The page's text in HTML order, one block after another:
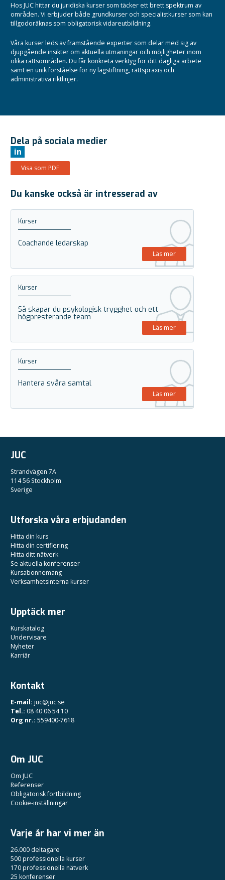
Hos JUC hittar du juridiska kurser som täcker ett brett spektrum av
områden. Vi erbjuder både grundkurser och specialistkurser som kan
tillgodoräknas som obligatorisk vidareutbildning.
Våra kurser leds av framstående experter som delar med sig av
djupgående insikter om aktuella utmaningar och möjligheter inom
olika rättsområden. Du får konkreta verktyg för ditt dagliga arbete
samt en unik förståelse för ny lagstiftning, rättspraxis och
administrativa riktlinjer.
Dela på sociala medier
in
Visa som PDF
Du kanske också är intresserad av
Kurser
Coachande ledarskap
Läs mer
Kurser
Så skapar du psykologisk trygghet och ett
högpresterande team
Läs mer
Kurser
Hantera svåra samtal
Läs mer
JUC
Strandvägen 7A
114 56 Stockholm
Sverige
Utforska våra erbjudanden
Hitta din kurs
Hitta din certifiering
Hitta ditt nätverk
Se aktuella konferenser
Kursabonnemang
Verksamhetsinterna kurser
Upptäck mer
Kurskatalog
Undervisare
Nyheter
Karriär
Kontakt
E-mail: juc@juc.se
Tel.: 08 40 06 54 10
Org nr.: 559400-7618
Om JUC
Om JUC
Referenser
Obligatorisk fortbildning
Cookie-inställningar
Varje år har vi mer än
26.000 deltagare
500 professionella kurser
170 professionella nätverk
25 konferenser